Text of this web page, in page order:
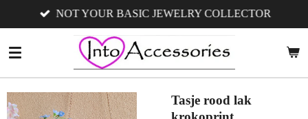
direct
naar
hoofdinhoud
NOT YOUR BASIC JEWELRY COLLECTOR
Tasje rood lak